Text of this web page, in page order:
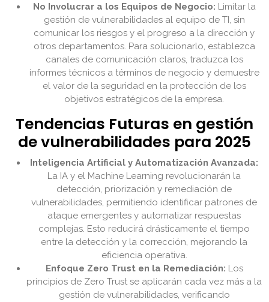
No Involucrar a los Equipos de Negocio: Limitar la
gestión de vulnerabilidades al equipo de TI, sin
comunicar los riesgos y el progreso a la dirección y
otros departamentos. Para solucionarlo, establezca
canales de comunicación claros, traduzca los
informes técnicos a términos de negocio y demuestre
el valor de la seguridad en la protección de los
objetivos estratégicos de la empresa.
Tendencias Futuras en gestión
de vulnerabilidades para 2025
Inteligencia Artificial y Automatización Avanzada:
La IA y el Machine Learning revolucionarán la
detección, priorización y remediación de
vulnerabilidades, permitiendo identificar patrones de
ataque emergentes y automatizar respuestas
complejas. Esto reducirá drásticamente el tiempo
entre la detección y la corrección, mejorando la
eficiencia operativa.
Enfoque Zero Trust en la Remediación: Los
principios de Zero Trust se aplicarán cada vez más a la
gestión de vulnerabilidades, verificando